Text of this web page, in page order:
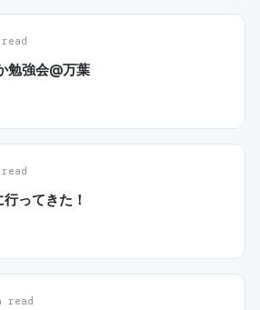
勉強会@万葉
ってきた！
read